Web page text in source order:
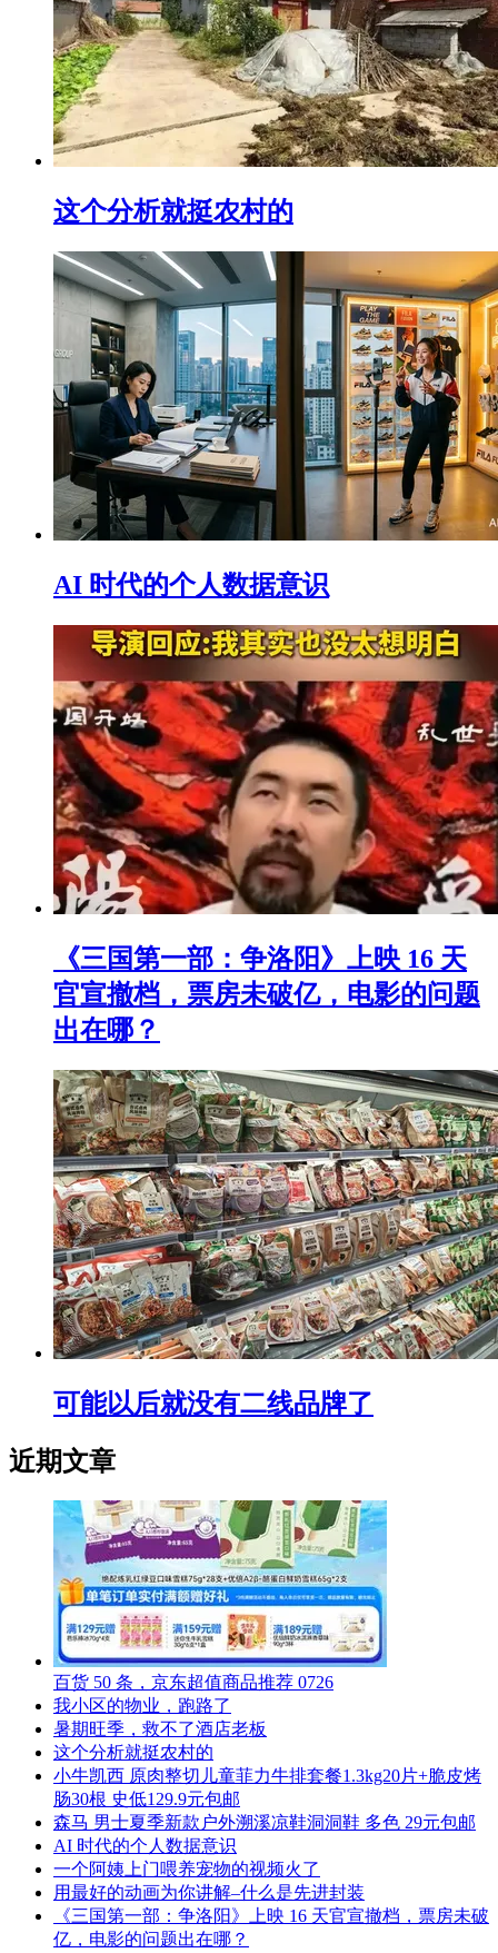
这个分析就挺农村的
AI 时代的个人数据意识
《三国第一部：争洛阳》上映 16 天
官宣撤档，票房未破亿，电影的问题
出在哪？
可能以后就没有二线品牌了
近期文章
百货 50 条，京东超值商品推荐 0726
我小区的物业，跑路了
暑期旺季，救不了酒店老板
这个分析就挺农村的
小牛凯西 原肉整切儿童菲力牛排套餐1.3kg20片+脆皮烤
肠30根 史低129.9元包邮
森马 男士夏季新款户外溯溪凉鞋洞洞鞋 多色 29元包邮
AI 时代的个人数据意识
一个阿姨上门喂养宠物的视频火了
用最好的动画为你讲解–什么是先进封装
《三国第一部：争洛阳》上映 16 天官宣撤档，票房未破
亿，电影的问题出在哪？